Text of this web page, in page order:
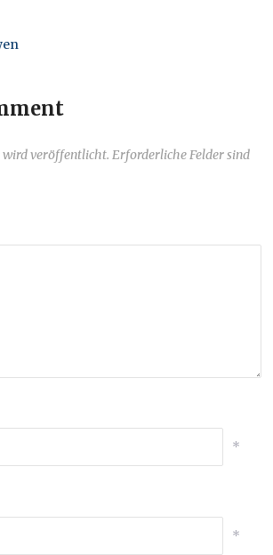
veröffentlicht. Erforderliche Felder sind
*
*